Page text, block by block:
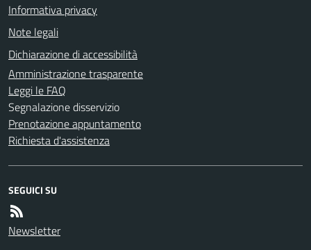
Informativa privacy
Note legali
Dichiarazione di accessibilità
Amministrazione trasparente
Leggi le FAQ
Segnalazione disservizio
Prenotazione appuntamento
Richiesta d'assistenza
SEGUICI SU
Newsletter